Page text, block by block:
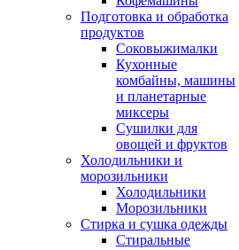
Подготовка и обработка
продуктов
Соковыжималки
Кухонные
комбайны, машины
и планетарные
миксеры
Сушилки для
овощей и фруктов
Холодильники и
морозильники
Холодильники
Морозильники
Стирка и сушка одежды
Стиральные